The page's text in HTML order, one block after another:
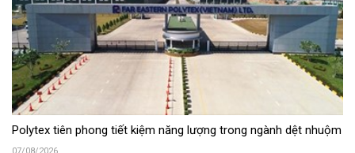
Polytex tiên phong tiết kiệm năng lượng trong ngành dệt nhuộm
07/08/2026